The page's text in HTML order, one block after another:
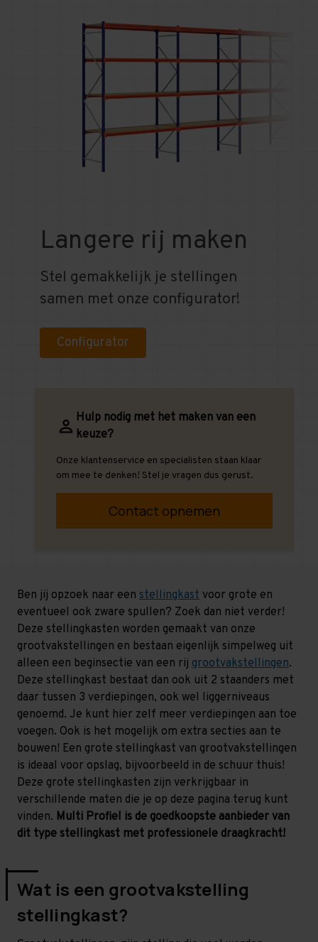
Langere rij maken
Stel gemakkelijk je stellingen
samen met onze configurator!
Configurator
Hulp nodig met het maken van een
keuze?
Onze klantenservice en specialisten staan klaar
om mee te denken! Stel je vragen dus gerust.
Contact opnemen
Ben jij opzoek naar een stellingkast voor grote en
eventueel ook zware spullen? Zoek dan niet verder!
Deze stellingkasten worden gemaakt van onze
grootvakstellingen en bestaan eigenlijk simpelweg uit
alleen een beginsectie van een rij grootvakstellingen.
Deze stellingkast bestaat dan ook uit 2 staanders met
daar tussen 3 verdiepingen, ook wel liggerniveaus
genoemd. Je kunt hier zelf meer verdiepingen aan toe
voegen. Ook is het mogelijk om extra secties aan te
bouwen! Een grote stellingkast van grootvakstellingen
is ideaal voor opslag, bijvoorbeeld in de schuur thuis!
Deze grote stellingkasten zijn verkrijgbaar in
verschillende maten die je op deze pagina terug kunt
vinden. Multi Profiel is de goedkoopste aanbieder van
dit type stellingkast met professionele draagkracht!
Wat is een grootvakstelling
stellingkast?